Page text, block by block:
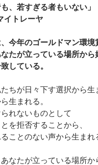
、若すぎる者もいない」
イトレーヤ
今年のゴールドマン環境
なたが立っている場所か
している。
ちが日々下す選択から生
生まれる。
れないものとして
を拒否することから、
ことのない声から生まれ
なたが立っている場所か